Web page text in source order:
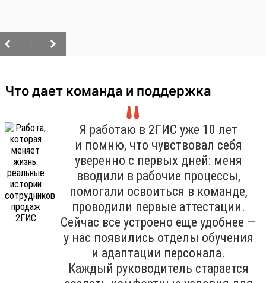
Что дает команда и поддержка
Я работаю в 2ГИС уже 10 лет
и помню, что чувствовал себя
уверенно с первых дней: меня
вводили в рабочие процессы,
помогали освоиться в команде,
проводили первые аттестации.
Сейчас все устроено еще удобнее —
у нас появились отделы обучения
и адаптации персонала.
Каждый руководитель старается